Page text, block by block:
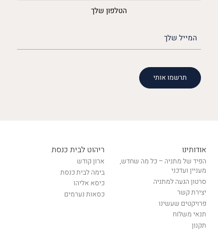
הטלפון שלך
(חובה)
אודותינו
הפיד של מתניה – כל מה שחדש,
מעניין ועדכני
סרטון הגעה למתניה
יצירת קשר
פרויקטים שעשינו
תנאי משלוח
תקנון
ריהוט לבית כנסת
ארון קודש
בימה לבית כנסת
כיסא אליהו
כסאות נערמים